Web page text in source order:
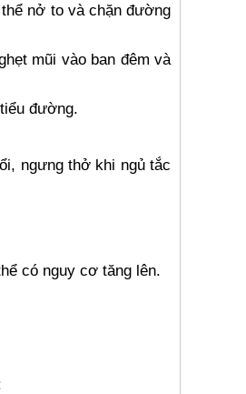
nở to và chặn đường
mũi vào ban đêm và
đường.
ngưng thở khi ngủ tắc
có nguy cơ tăng lên.